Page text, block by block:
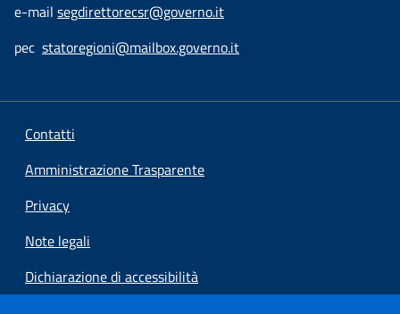
e-mail segdirettorecsr@governo.it
pec statoregioni@mailbox.governo.it
Contatti
Amministrazione Trasparente
Privacy
Note legali
Dichiarazione di accessibilità